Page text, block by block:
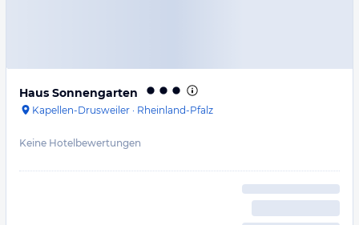
Haus Sonnengarten
Kapellen-Drusweiler · Rheinland-Pfalz
Keine Hotelbewertungen